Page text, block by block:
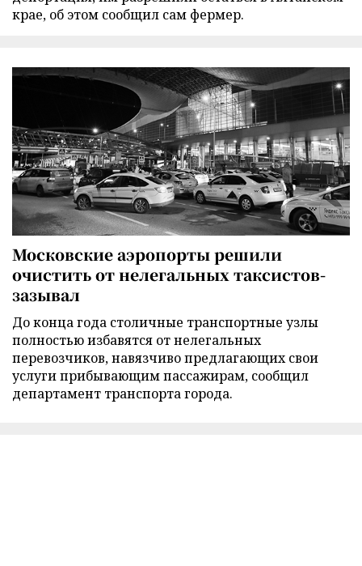
крае, об этом сообщил сам фермер.
Московские аэропорты решили
очистить от нелегальных таксистов-
зазывал
До конца года столичные транспортные узлы
полностью избавятся от нелегальных
перевозчиков, навязчиво предлагающих свои
услуги прибывающим пассажирам, сообщил
департамент транспорта города.